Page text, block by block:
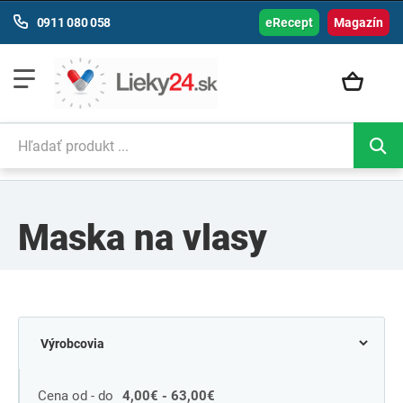
Magazín
0911 080 058 eRecept
Maska na vlasy
Cena od - do 4,00€ - 63,00€